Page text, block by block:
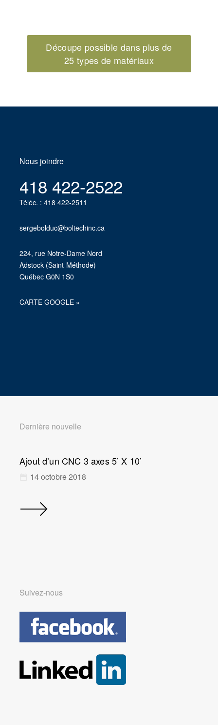
Découpe possible dans plus de
25 types de matériaux
Nous joindre
418 422-2522
Téléc. : 418 422-2511
sergebolduc@boltechinc.ca
224, rue Notre-Dame Nord
Adstock (Saint-Méthode)
Québec G0N 1S0
CARTE GOOGLE »
Dernière nouvelle
Ajout d’un CNC 3 axes 5’ X 10’
14 octobre 2018
Suivez-nous